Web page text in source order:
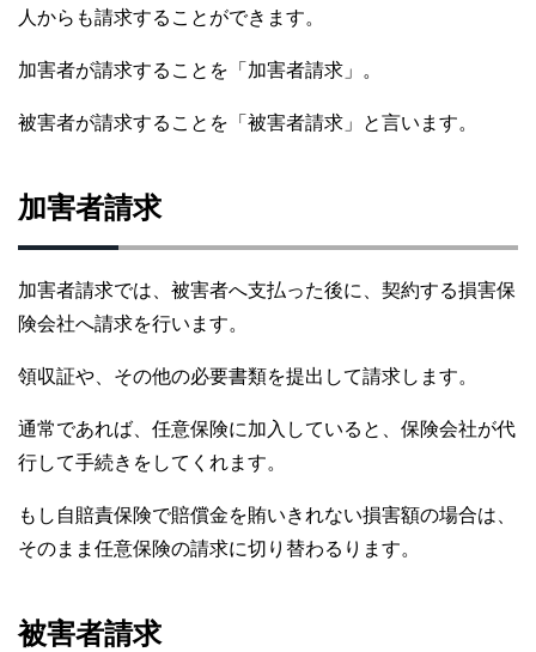
人からも請求することができます。
加害者が請求することを「加害者請求」。
被害者が請求することを「被害者請求」と言います。
加害者請求
加害者請求では、被害者へ支払った後に、契約する損害保
険会社へ請求を行います。
領収証や、その他の必要書類を提出して請求します。
通常であれば、任意保険に加入していると、保険会社が代
行して手続きをしてくれます。
もし自賠責保険で賠償金を賄いきれない損害額の場合は、
そのまま任意保険の請求に切り替わるります。
被害者請求